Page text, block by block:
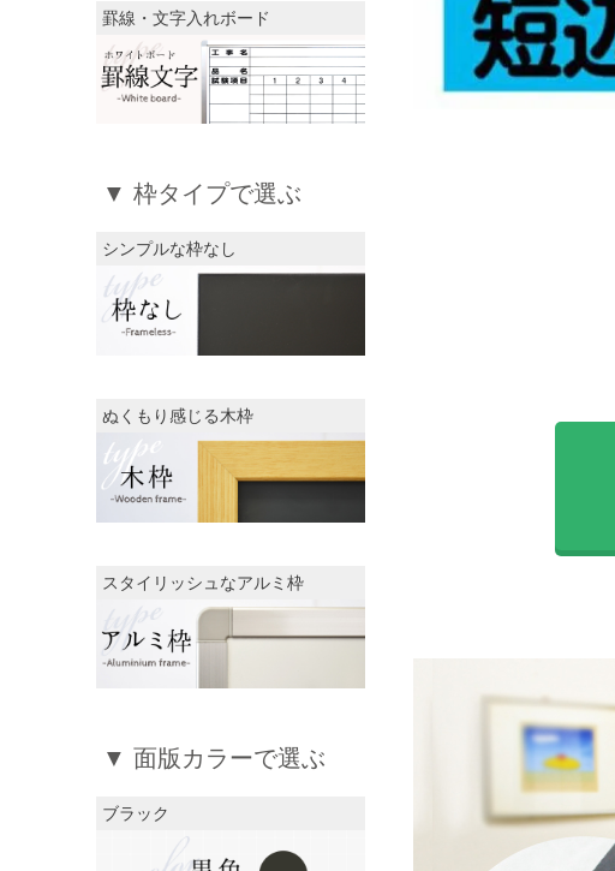
罫線・文字入れボード
▼ 枠タイプで選ぶ
シンプルな枠なし
ぬくもり感じる木枠
スタイリッシュなアルミ枠
▼ 面版カラーで選ぶ
ブラック